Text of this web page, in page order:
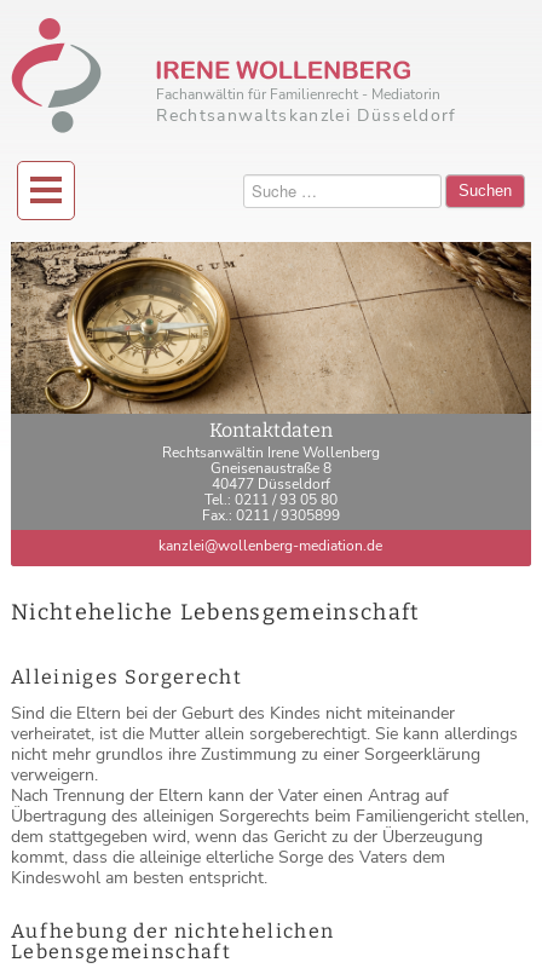
Fachanwältin für Familienrecht - Mediatorin
Rechtsanwaltskanzlei Düsseldorf
Suchen
Kontaktdaten
Rechtsanwältin Irene Wollenberg
Gneisenaustraße 8
40477 Düsseldorf
Tel.: 0211 / 93 05 80
Fax.: 0211 / 9305899
kanzlei@wollenberg-mediation.de
Nichteheliche Lebensgemeinschaft
Alleiniges Sorgerecht
Sind die Eltern bei der Geburt des Kindes nicht miteinander
verheiratet, ist die Mutter allein sorgeberechtigt. Sie kann allerdings
nicht mehr grundlos ihre Zustimmung zu einer Sorgeerklärung
verweigern.
Nach Trennung der Eltern kann der Vater einen Antrag auf
Übertragung des alleinigen Sorgerechts beim Familiengericht stellen,
dem stattgegeben wird, wenn das Gericht zu der Überzeugung
kommt, dass die alleinige elterliche Sorge des Vaters dem
Kindeswohl am besten entspricht.
Aufhebung der nichtehelichen
Lebensgemeinschaft